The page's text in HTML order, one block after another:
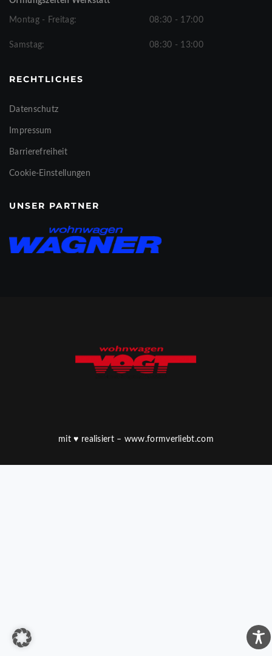
Montag - Freitag: 08:30 - 17:00
Samstag: 08:30 - 13:00
RECHTLICHES
Datenschutz
Impressum
Barrierefreiheit
Cookie-Einstellungen
UNSER PARTNER
mit♥ realisiert – www.formverliebt.com